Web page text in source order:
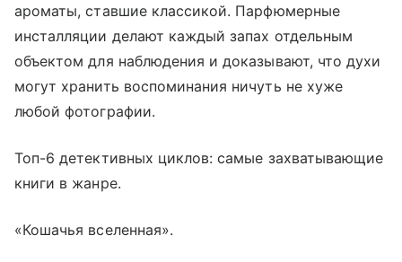
ароматы, ставшие классикой. Парфюмерные
инсталляции делают каждый запах отдельным
объектом для наблюдения и доказывают, что духи
могут хранить воспоминания ничуть не хуже
любой фотографии.
Топ-6 детективных циклов: самые захватывающие
книги в жанре.
«Кошачья вселенная».